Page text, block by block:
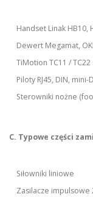
Handset Linak HB10,
Dewert Megamat,
TiMotion TC11 /
Piloty RJ45, DIN, mini-
Sterowniki nożne
C. Typowe części
Siłowniki liniowe
Zasilacze impulsowe